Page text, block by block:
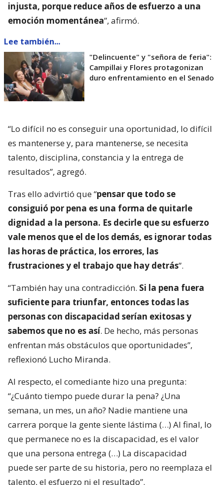
injusta, porque reduce años de esfuerzo a una
emoción momentánea”, afirmó.
Lee también...
"Delincuente" y "señora de feria":
Campillai y Flores protagonizan
duro enfrentamiento en el Senado
“Lo difícil no es conseguir una oportunidad, lo difícil
es mantenerse y, para mantenerse, se necesita
talento, disciplina, constancia y la entrega de
resultados”, agregó.
Tras ello advirtió que “pensar que todo se
consiguió por pena es una forma de quitarle
dignidad a la persona. Es decirle que su esfuerzo
vale menos que el de los demás, es ignorar todas
las horas de práctica, los errores, las
frustraciones y el trabajo que hay detrás”.
“También hay una contradicción. Si la pena fuera
suficiente para triunfar, entonces todas las
personas con discapacidad serían exitosas y
sabemos que no es así. De hecho, más personas
enfrentan más obstáculos que oportunidades”,
reflexionó Lucho Miranda.
Al respecto, el comediante hizo una pregunta:
“¿Cuánto tiempo puede durar la pena? ¿Una
semana, un mes, un año? Nadie mantiene una
carrera porque la gente siente lástima (…) Al final, lo
que permanece no es la discapacidad, es el valor
que una persona entrega (…) La discapacidad
puede ser parte de su historia, pero no reemplaza el
talento, el esfuerzo ni el resultado”.